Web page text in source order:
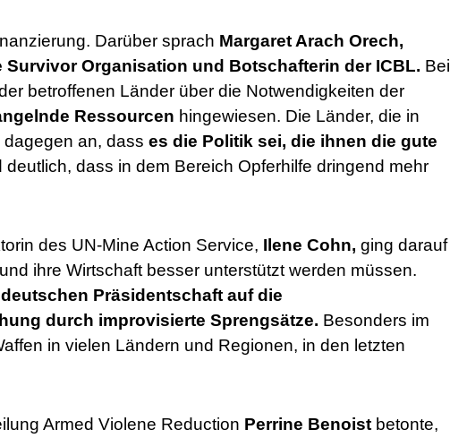
Darüber sprach Margaret Arach Orech,
Organisation und Botschafterin der ICBL. Bei
betroffenen Länder über die Notwendigkeiten der
Ressourcen hingewiesen. Die Länder, die in
an, dass es die Politik sei, die ihnen die gute
deutlich, dass in dem Bereich Opferhilfe dringend mehr
des UN-Mine Action Service, Ilene Cohn, ging darauf
ihre Wirtschaft besser unterstützt werden müssen.
Präsidentschaft auf die
durch improvisierte Sprengsätze. Besonders im
in vielen Ländern und Regionen, in den letzten
Armed Violene Reduction Perrine Benoist betonte,